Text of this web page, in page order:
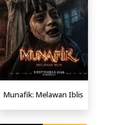
Munafik: Melawan Iblis